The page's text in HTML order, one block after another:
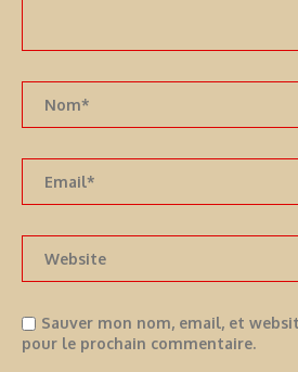
Sauver mon nom, email, et
pour le prochain commentaire.